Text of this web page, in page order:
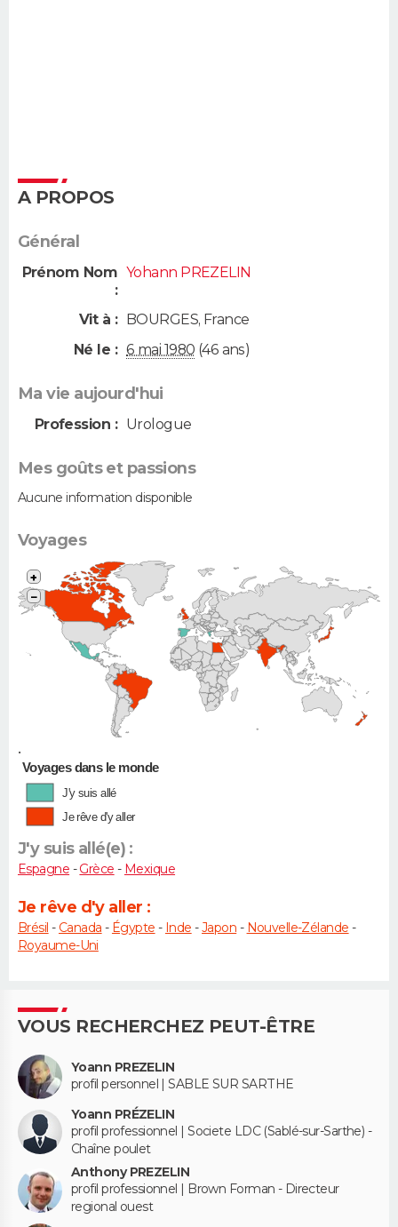
A PROPOS
Général
Prénom Nom
:
Yohann PREZELIN
Vit à : BOURGES, France
Né le : 6 mai 1980 (46 ans)
Ma vie aujourd'hui
Profession : Urologue
Mes goûts et passions
Aucune information disponible
Voyages
•
+
−
Voyages dans le monde
J'y suis allé
Je rêve d'y aller
J'y suis allé(e) :
Espagne -Grèce - Mexique
Je rêve d'y aller :
Brésil - Canada - Égypte - Inde -Japon - Nouvelle-Zélande -
Royaume-Uni
VOUS RECHERCHEZ PEUT-ÊTRE
Yoann PREZELIN
profil personnel | SABLE SUR SARTHE
Yoann PRÉZELIN
profil professionnel | Societe LDC (Sablé-sur-Sarthe) -
Chaîne poulet
Anthony PREZELIN
profil professionnel | Brown Forman - Directeur
regional ouest